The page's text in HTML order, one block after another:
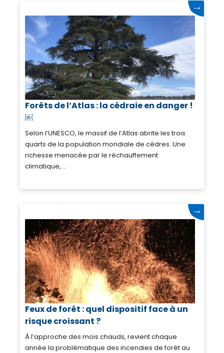
Forêts de l’Atlas : la cédraie en danger !
￼
Selon l’UNESCO, le massif de l’Atlas abrite les trois
quarts de la population mondiale de cèdres. Une
richesse menacée par le réchauffement
climatique, ...
→
Feux de forêt : quel dispositif face à un
risque croissant ?
À l’approche des mois chauds, revient chaque
année la problématique des incendies de forêt au
→